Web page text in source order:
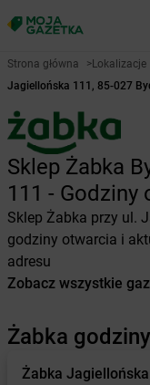
Strona główna >Lokalizacje
Jagiellońska 111, 85-027
Sklep Żabka
111 - Godziny
Sklep Żabka przy ul.
godziny otwarcia i
adresu
Zobacz wszystkie
Żabka
Żabka Jagiellońska